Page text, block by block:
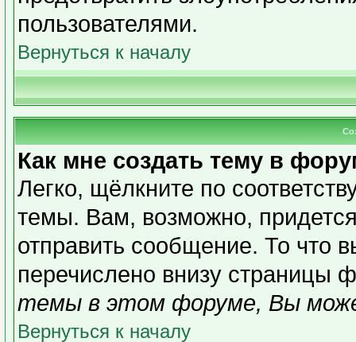
пользователями.
Вернуться к началу
Как мне создать тему в
Легко, щёлкните по
темы. Вам, возможно,
отправить сообщение. То что
перечислено внизу страницы
темы в этом форуме, Вы
Вернуться к началу